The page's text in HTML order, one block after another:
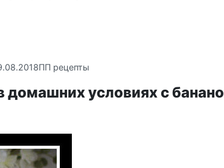
ПП рецепты
условиях с